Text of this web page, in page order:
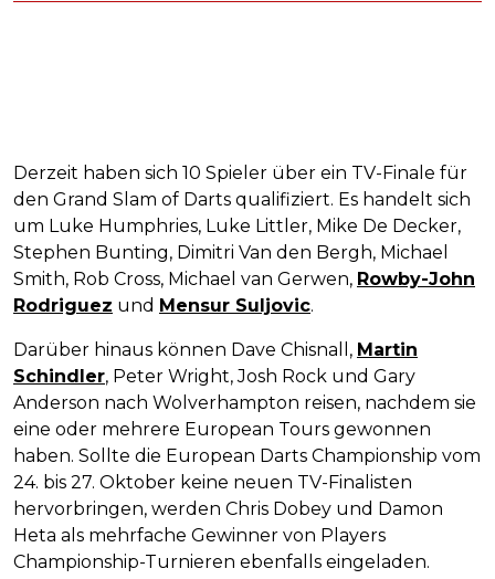
Derzeit haben sich 10 Spieler über ein TV-Finale für
den Grand Slam of Darts qualifiziert. Es handelt sich
um Luke Humphries, Luke Littler, Mike De Decker,
Stephen Bunting, Dimitri Van den Bergh, Michael
Smith, Rob Cross, Michael van Gerwen, Rowby-John
Rodriguez und Mensur Suljovic.
Darüber hinaus können Dave Chisnall, Martin
Schindler, Peter Wright, Josh Rock und Gary
Anderson nach Wolverhampton reisen, nachdem sie
eine oder mehrere European Tours gewonnen
haben. Sollte die European Darts Championship vom
24. bis 27. Oktober keine neuen TV-Finalisten
hervorbringen, werden Chris Dobey und Damon
Heta als mehrfache Gewinner von Players
Championship-Turnieren ebenfalls eingeladen.